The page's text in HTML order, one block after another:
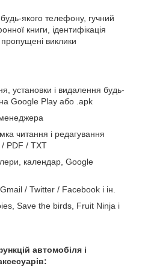
якого телефону, гучний
книги, ідентифікація
пропущені виклики
установки і видалення будь-
Google Play або .apk
читання і редагування
PDF / TXT
календар, Google
/ Twitter / Facebook і ін.
Save the birds, Fruit Ninja і
автомобіля і